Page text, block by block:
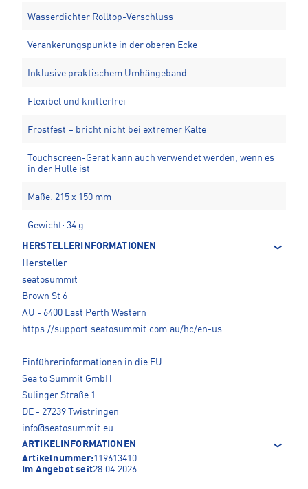
Wasserdichter Rolltop-Verschluss
Verankerungspunkte in der oberen Ecke
Inklusive praktischem Umhängeband
Flexibel und knitterfrei
Frostfest – bricht nicht bei extremer Kälte
Touchscreen-Gerät kann auch verwendet werden, wenn es
in der Hülle ist
Maße: 215 x 150 mm
Gewicht: 34 g
HERSTELLERINFORMATIONEN
Hersteller
seatosummit
Brown St 6
AU - 6400 East Perth Western
https://support.seatosummit.com.au/hc/en-us
Einführerinformationen in die EU:
Sea to Summit GmbH
Sulinger Straße 1
DE - 27239 Twistringen
info@seatosummit.eu
ARTIKELINFORMATIONEN
Artikelnummer:119613410
Im Angebot seit28.04.2026